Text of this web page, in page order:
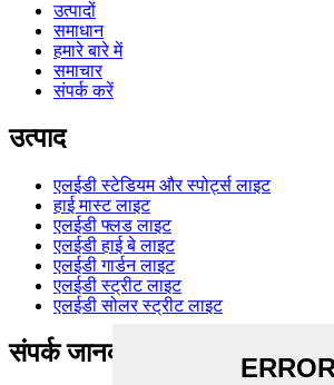
उत्पादों
समाधान
हमारे बारे में
समाचार
संपर्क करें
उत्पाद
एलईडी स्टेडियम और स्पोर्ट्स लाइट
हाई मास्ट लाइट
एलईडी फ्लड लाइट
एलईडी हाई बे लाइट
एलईडी गार्डन लाइट
एलईडी स्ट्रीट लाइट
एलईडी सोलर स्ट्रीट लाइट
संपर्क जानकारी